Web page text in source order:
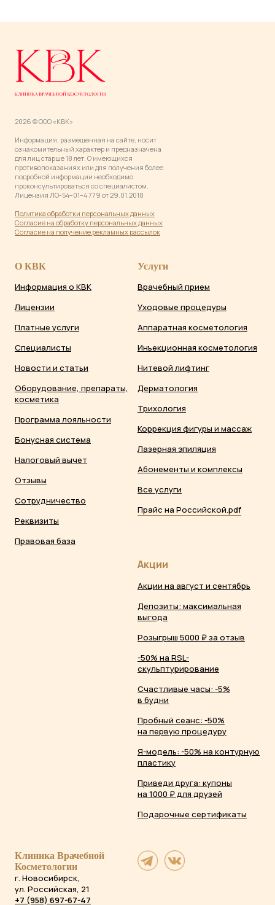
2026 © ООО «КВК»
Информация, размещенная на сайте, носит
ознакомительный характер и предназначена
для лиц старше 18 лет. О имеющихся
противопоказаниях или для получения более
подробной информации необходимо
проконсультироваться со специалистом.
Лицензия ЛО-54−01−4 779 от 29.01.2018
Политика обработки персональных данных
Согласие на обработку персональных данных
Согласие на получение рекламных рассылок
О КВК
Информация о КВК
Лицензии
Платные услуги
Специалисты
Новости и статьи
Оборудование, препараты,
косметика
Программа лояльности
Бонусная система
Налоговый вычет
Отзывы
Сотрудничество
Реквизиты
Правовая база
Услуги
Врачебный прием
Уходовые процедуры
Аппаратная косметология
Инъекционная косметология
Нитевой лифтинг
Дерматология
Трихология
Коррекция фигуры и массаж
Лазерная эпиляция
Абонементы и комплексы
Все услуги
Прайс на Российской.pdf
Акции
Акции на август и сентябрь
Депозиты: максимальная
выгода
Розыгрыш 5000 ₽ за отзыв
-50% на RSL-
скульптурирование
Счастливые часы: -5%
в будни
Пробный сеанс: -50%
на первую процедуру
Я-модель: -50% на контурную
пластику
Приведи друга: купоны
на 1000 ₽ для друзей
Подарочные сертификаты
Клиника Врачебной
Косметологии
г. Новосибирск,
ул. Российская, 21
+7 (958) 697-67-47